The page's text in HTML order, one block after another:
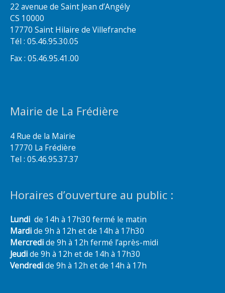
22 avenue de Saint Jean d’Angély
CS 10000
17770 Saint Hilaire de Villefranche
Tél : 05.46.95.30.05
Fax : 05.46.95.41.00
Mairie de La Frédière
4 Rue de la Mairie
17770 La Frédière
Tel : 05.46.95.37.37
Horaires d’ouverture au public :
Lundi de 14h à 17h30 fermé le matin
Mardide 9h à 12h et de 14h à 17h30
Mercredide 9h à 12h fermé l’après-midi
Jeudide 9h à 12h et de 14h à 17h30
Vendredide 9h à 12h et de 14h à 17h